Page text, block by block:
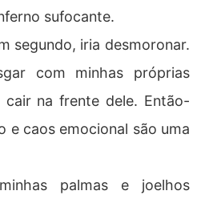
sufocante.
segundo, iria desmoronar.
com minhas próprias
cair na frente dele. Então-
e caos emocional são uma
palmas e joelhos